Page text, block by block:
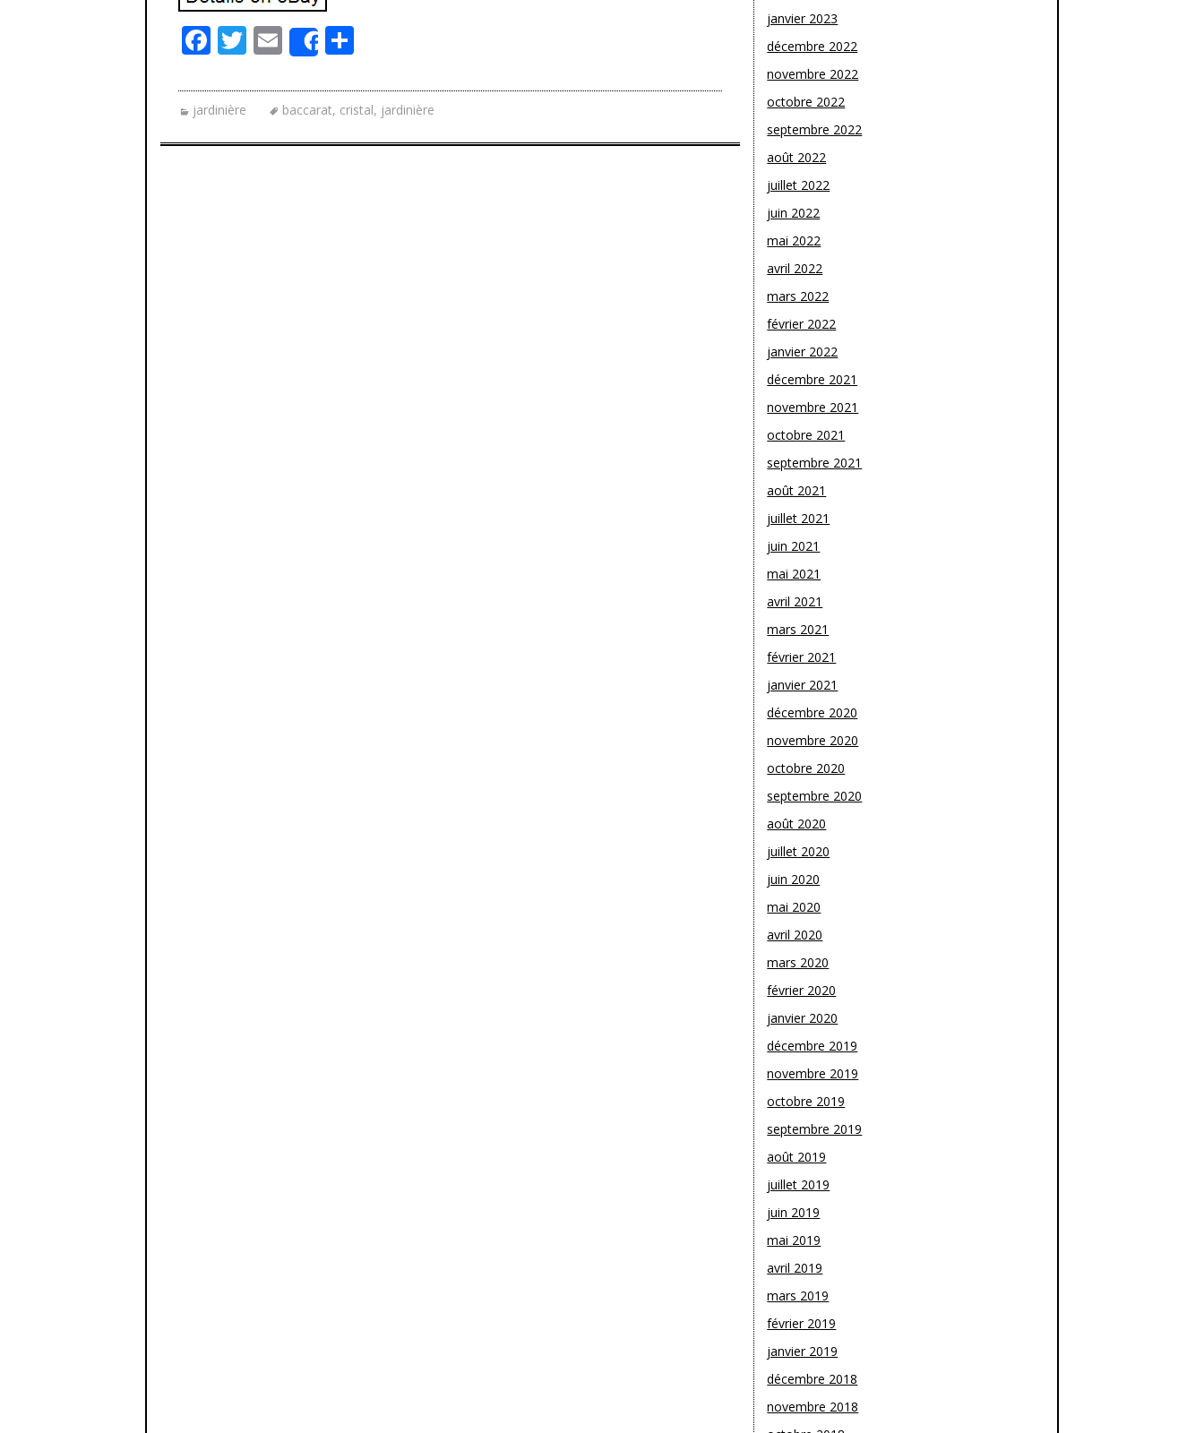
F
e
b
o
T
itt
er
E
m
ai
l
Share
ta
g
er
jardinière baccarat, cristal, jardinière
janvier 2023
décembre 2022
novembre 2022
octobre 2022
septembre 2022
août 2022
juillet 2022
juin 2022
mai 2022
avril 2022
mars 2022
février 2022
janvier 2022
décembre 2021
novembre 2021
octobre 2021
septembre 2021
août 2021
juillet 2021
juin 2021
mai 2021
avril 2021
mars 2021
février 2021
janvier 2021
décembre 2020
novembre 2020
octobre 2020
septembre 2020
août 2020
juillet 2020
juin 2020
mai 2020
avril 2020
mars 2020
février 2020
janvier 2020
décembre 2019
novembre 2019
octobre 2019
septembre 2019
août 2019
juillet 2019
juin 2019
mai 2019
avril 2019
mars 2019
février 2019
janvier 2019
décembre 2018
novembre 2018